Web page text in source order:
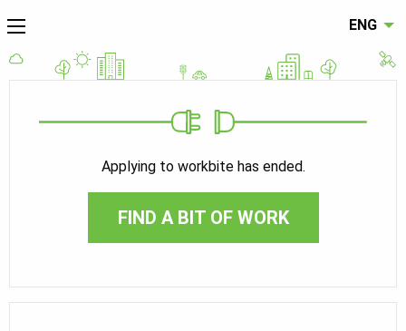
ENG
Applying to workbite has ended.
FIND A BIT OF WORK